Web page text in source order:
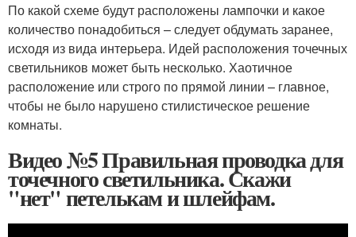
По какой схеме будут расположены лампочки и какое
количество понадобиться – следует обдумать заранее,
исходя из вида интерьера. Идей расположения точечных
светильников может быть несколько. Хаотичное
расположение или строго по прямой линии – главное,
чтобы не было нарушено стилистическое решение
комнаты.
Видео №5 Правильная проводка для
точечного светильника. Скажи
"нет" петелькам и шлейфам.